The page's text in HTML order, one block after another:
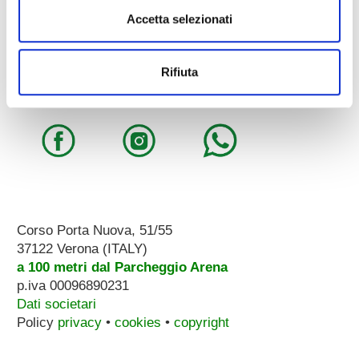
Accetta selezionati
Rifiuta
Pianoforti - Strumenti musicali
/ Fax 045.8012858
email:info@zecchinimusica.it
Corso Porta Nuova, 51/55
37122 Verona (ITALY)
a 100 metri dal Parcheggio Arena
p.iva 00096890231
Dati societari
Policy privacy• cookies • copyright